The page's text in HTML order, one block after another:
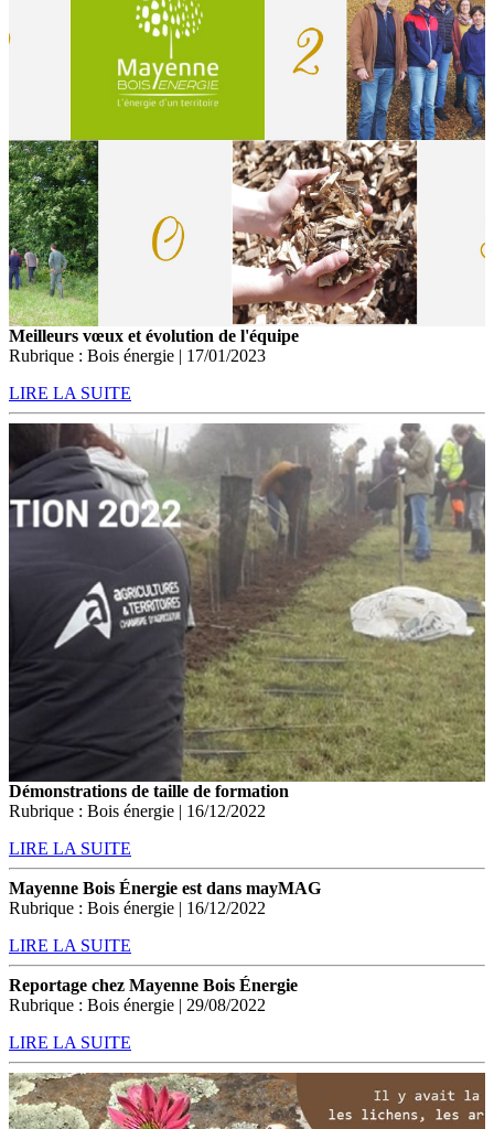
Meilleurs vœux et évolution de l'équipe
Rubrique : Bois énergie | 17/01/2023
LIRE LA SUITE
Démonstrations de taille de formation
Rubrique : Bois énergie | 16/12/2022
LIRE LA SUITE
Mayenne Bois Énergie est dans mayMAG
Rubrique : Bois énergie | 16/12/2022
LIRE LA SUITE
Reportage chez Mayenne Bois Énergie
Rubrique : Bois énergie | 29/08/2022
LIRE LA SUITE